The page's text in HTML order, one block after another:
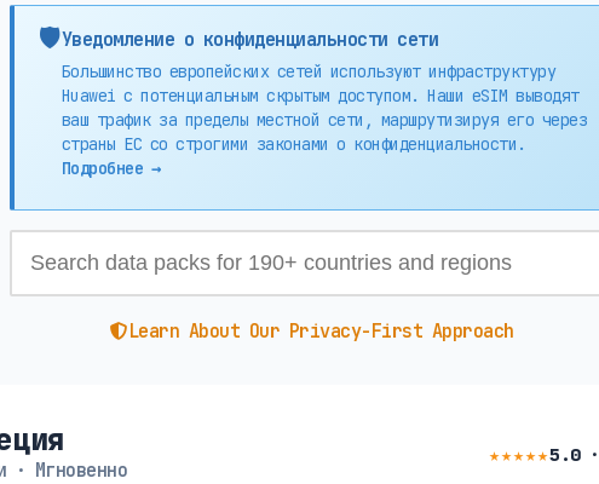
🛡️Уведомление о конфиденциальности сети
Большинство европейских сетей используют инфраструктуру
Huawei с потенциальным скрытым доступом. Наши eSIM выводят
ваш трафик за пределы местной сети, маршрутизируя его через
страны ЕС со строгими законами о конфиденциальности.
Подробнее →
Learn About Our Privacy-First Approach
· Мгновенно
★★★★★5.0·